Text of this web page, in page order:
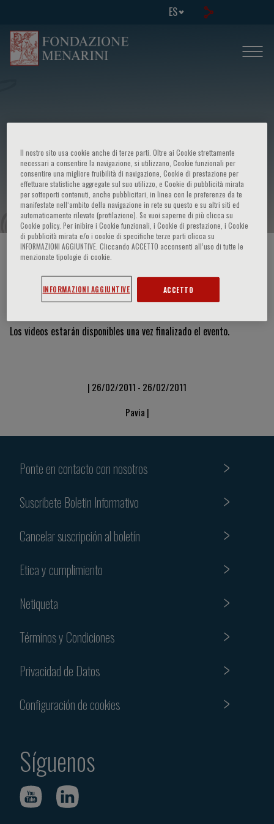
ES
Extracorporeal Devices nella terapia
dell’insufficienza respiratoria e nel
bridge al trapianto polmonare
HOME PAGE / CURSOS Y EVENTOS
Vídeos y diapositivas
Los videos estarán disponibles una vez finalizado el evento.
| 26/02/2011 - 26/02/2011
Pavia |
Ponte en contacto con nosotros
Suscribete Boletin Informativo
Cancelar suscripción al boletín
Etica y cumplimiento
Netiqueta
Términos y Condiciones
Privacidad de Datos
Configuración de cookies
Síguenos
Il nostro sito usa cookie anche di terze parti. Oltre ai Cookie strettamente
necessari a consentire la navigazione, si utilizzano, Cookie funzionali per
consentire una migliore fruibilità di navigazione, Cookie di prestazione per
effettuare statistiche aggregate sul suo utilizzo, e Cookie di pubblicità mirata
per sottoporti contenuti, anche pubblicitari, in linea con le preferenze da te
manifestate nell‘ambito della navigazione in rete su questo e su altri siti ed
automaticamente rilevate (profilazione). Se vuoi saperne di più clicca su
Cookie policy. Per inibire i Cookie funzionali, i Cookie di prestazione, i Cookie
di pubblicità mirata e/o i cookie di specifiche terze parti clicca su
INFORMAZIONI AGGIUNTIVE. Cliccando ACCETTO acconsenti all’uso di tutte le
menzionate tipologie di cookie.
INFORMAZIONI AGGIUNTIVE ACCETTO